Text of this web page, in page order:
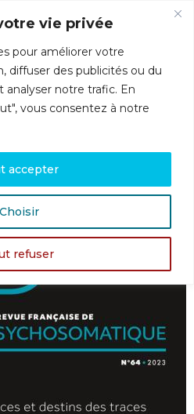
vie privée
pour améliorer votre
diffuser des publicités ou du
analyser notre trafic. En
vous consentez à notre
Choisir
refuser
accepter
– 64,